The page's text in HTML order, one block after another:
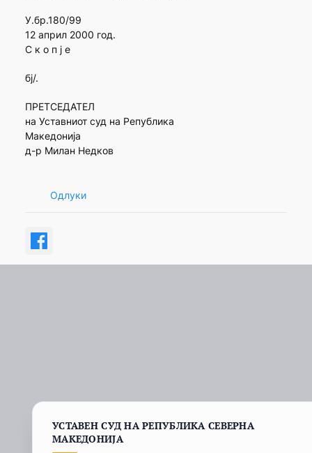
У.бр.180/99
12 април 2000 год.
С к о п ј е
бј/.
ПРЕТСЕДАТЕЛ
на Уставниот суд на Република
Македонија
д-р Милан Недков
Одлуки
УСТАВЕН СУД НА РЕПУБЛИКА СЕВЕРНА
МАКЕДОНИЈА